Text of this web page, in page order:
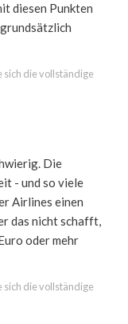
diesen Punkten
sich die vollständige
Die
- und so viele
Airlines einen
das nicht schafft,
oder mehr
sich die vollständige